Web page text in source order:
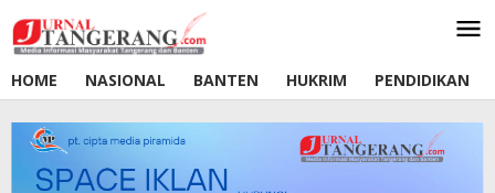
ke
konten
HOME
NASIONAL BANTEN HUKRIM PENDIDIKAN